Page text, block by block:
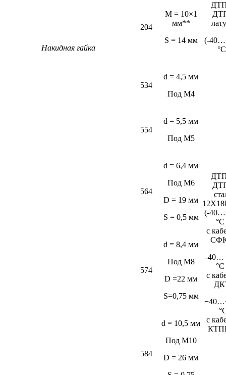
Накидная гайка
204
M = 10×1
мм**
S = 14 мм
(-
534
d = 4,5 мм
Под М4
(-
°C
c
-
°C
c
c
554
d = 5,5 мм
Под М5
564
d = 6,4 мм
Под М6
D = 19 мм
S = 0,5 мм
574
d = 8,4 мм
Под М8
D =22 мм
S=0,75 мм
584
d = 10,5 мм
Под М10
D = 26 мм